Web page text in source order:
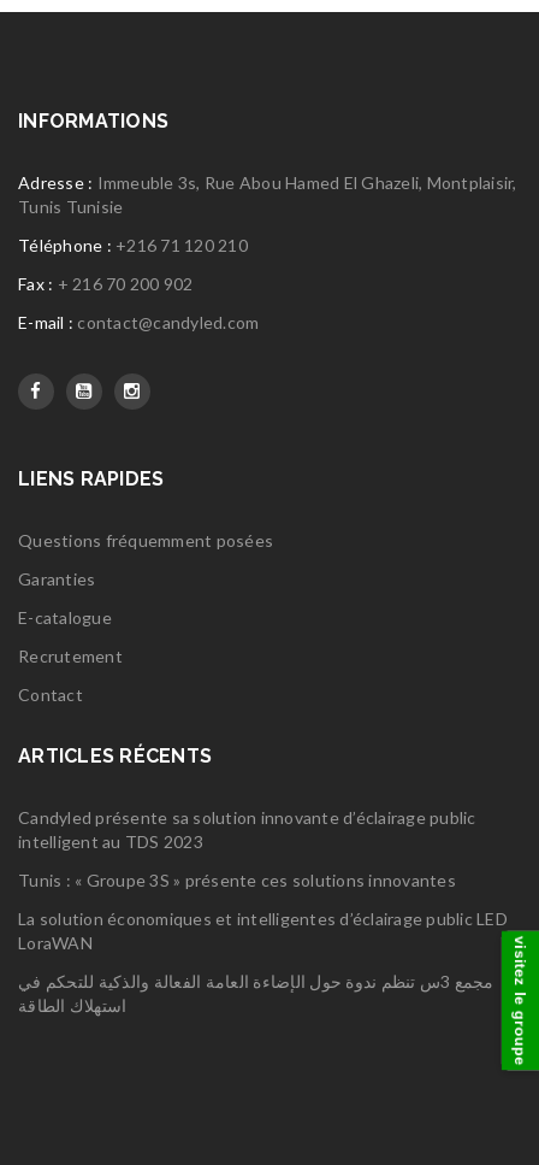
INFORMATIONS
Adresse : Immeuble 3s, Rue Abou Hamed El Ghazeli, Montplaisir,
Tunis Tunisie
Téléphone : +216 71 120 210
Fax : + 216 70 200 902
E-mail : contact@candyled.com
LIENS RAPIDES
Questions fréquemment posées
Garanties
E-catalogue
Recrutement
Contact
ARTICLES RÉCENTS
Candyled présente sa solution innovante d’éclairage public
intelligent au TDS 2023
Tunis : « Groupe 3S » présente ces solutions innovantes
La solution économiques et intelligentes d’éclairage public LED
LoraWAN
مجمع 3س تنظم ندوة حول الإضاءة العامة الفعالة والذكية للتحكم في
استهلاك الطاقة
visitez le groupe